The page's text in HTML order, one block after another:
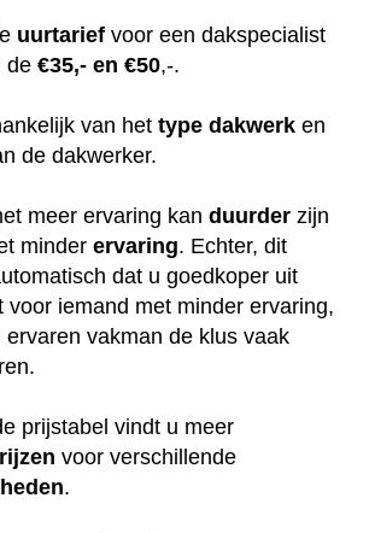
uurtarief voor een dakspecialist
de €35,- en €50,-.
van het type dakwerk en
de dakwerker.
meer ervaring kan duurder zijn
minder ervaring. Echter, dit
dat u goedkoper uit
voor iemand met minder ervaring,
vakman de klus vaak
prijstabel vindt u meer
voor verschillende
.